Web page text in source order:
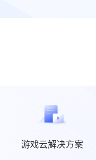
游戏云解决方案